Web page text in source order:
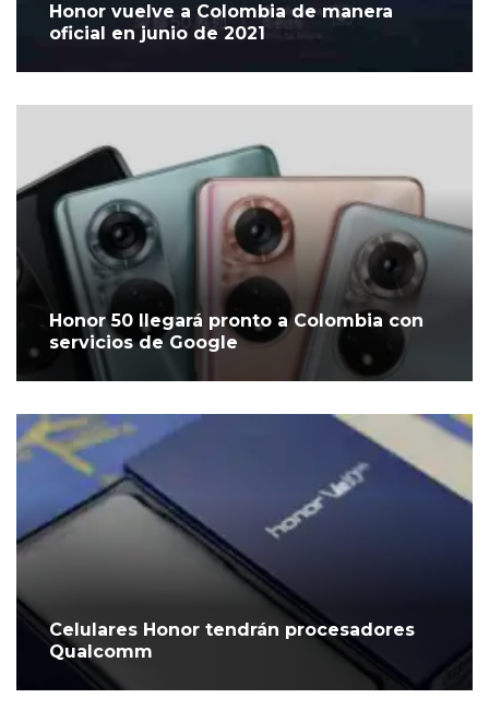
Honor vuelve a Colombia de manera
oficial en junio de 2021
Honor 50 llegará pronto a Colombia con
servicios de Google
Celulares Honor tendrán procesadores
Qualcomm